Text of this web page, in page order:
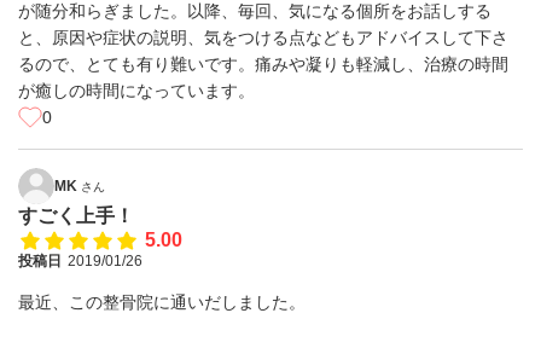
が随分和らぎました。以降、毎回、気になる個所をお話しする
と、原因や症状の説明、気をつける点などもアドバイスして下さ
るので、とても有り難いです。痛みや凝りも軽減し、治療の時間
が癒しの時間になっています。
0
MK さん
すごく上手！
5.00
投稿日 2019/01/26
最近、この整骨院に通いだしました。